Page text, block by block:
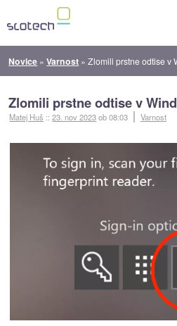
Novice »Varnost »Zlomili prstne odtise v
Zlomili prstne odtise v
Matej Huš ::23. nov 2023ob 08:03 Varnost